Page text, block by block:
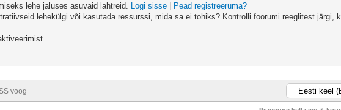
lehe jaluses asuvaid lahtreid. Logi sisse
Pead registreeruma?
lehekülgi või kasutada ressurssi, mida sa ei tohiks? Kontrolli foorumi reeglitest järgi,
voog